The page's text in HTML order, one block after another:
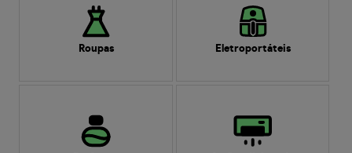
Roupas Eletroportáteis